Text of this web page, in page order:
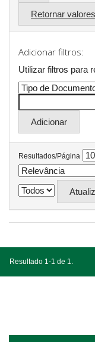
Retornar valores
Adicionar filtros:
Utilizar filtros para
Resultados/Página
Resultado 1-1 de 1.